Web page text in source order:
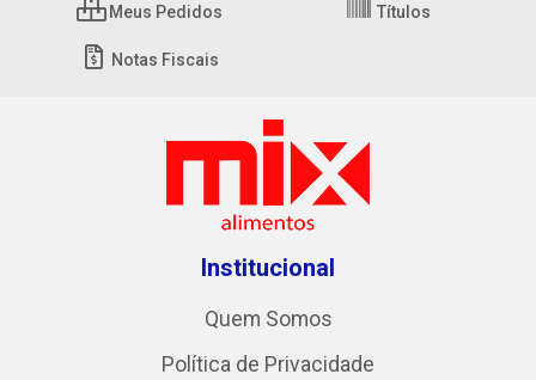
Meus Pedidos Títulos
Notas Fiscais
Institucional
Quem Somos
Política de Privacidade